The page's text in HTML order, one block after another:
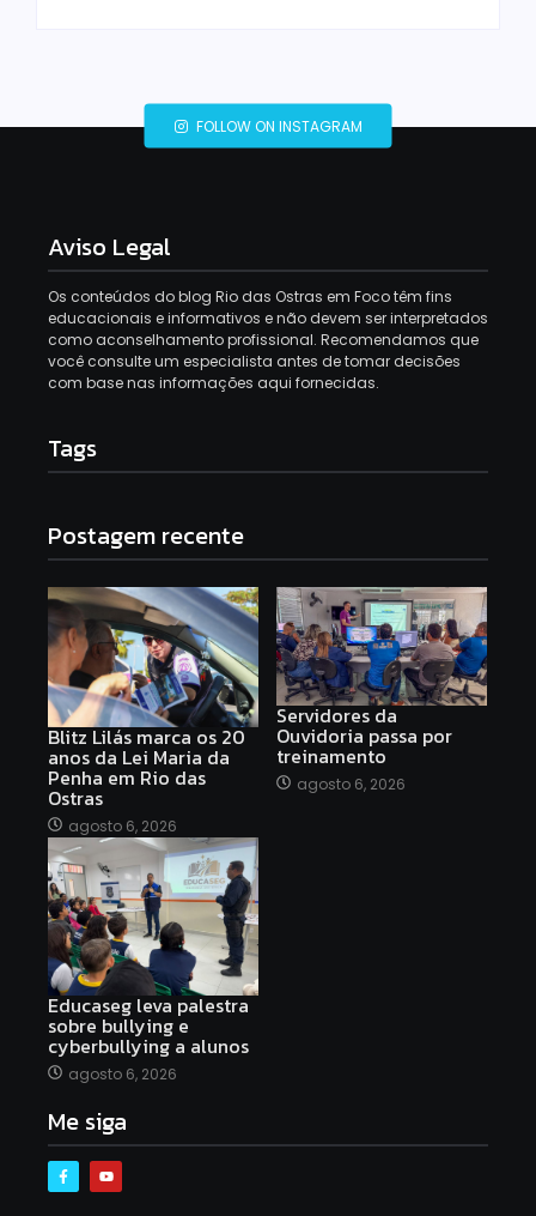
FOLLOW ON INSTAGRAM
Aviso Legal
Os conteúdos do blog Rio das Ostras em Foco têm fins
educacionais e informativos e não devem ser interpretados
como aconselhamento profissional. Recomendamos que
você consulte um especialista antes de tomar decisões
com base nas informações aqui fornecidas.
Tags
Postagem recente
Blitz Lilás marca os 20
anos da Lei Maria da
Penha em Rio das
Ostras
agosto 6, 2026
Servidores da
Ouvidoria passa por
treinamento
agosto 6, 2026
Educaseg leva palestra
sobre bullying e
cyberbullying a alunos
agosto 6, 2026
Me siga